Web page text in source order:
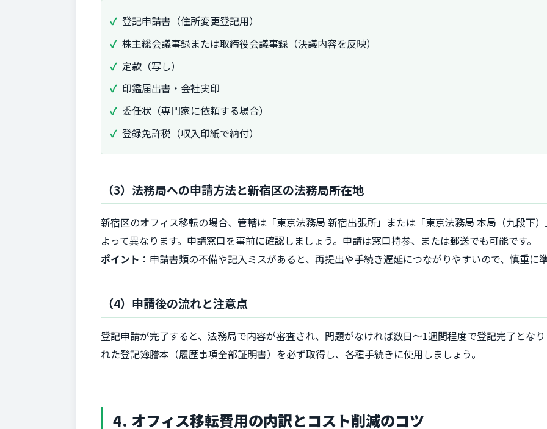
登記申請書（住所変更登記用）
株主総会議事録または取締役会議事録（決議内容を反映）
定款（写し）
印鑑届出書・会社実印
委任状（専門家に依頼する場合）
登録免許税（収入印紙で納付）
（3）法務局への申請方法と新宿区の法務局所在地
新宿区のオフィス移転の場合、管轄は「東京法務局 新宿出張所」または「東京法務局 本局（九段下
よって異なります。申請窓口を事前に確認しましょう。申請は窓口持参、または郵送でも可能です。
ポイント： 申請書類の不備や記入ミスがあると、再提出や手続き遅延につながりやすいので、慎重に
（4）申請後の流れと注意点
登記申請が完了すると、法務局で内容が審査され、問題がなければ数日〜1週間程度で登記完了とな
れた登記簿謄本（履歴事項全部証明書）を必ず取得し、各種手続きに使用しましょう。
4. オフィス移転費用の内訳とコスト削減のコツ